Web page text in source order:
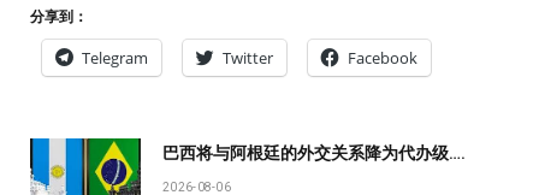
分享到：
Telegram Twitter Facebook
巴西将与阿根廷的外交关系降为代办级….
2026-08-06